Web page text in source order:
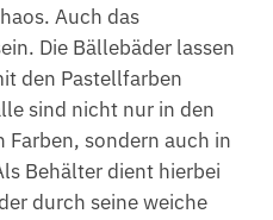
Auch das
Die Bällebäder lassen
den Pastellfarben
sind nicht nur in den
sondern auch in
Behälter dient hierbei
durch seine weiche